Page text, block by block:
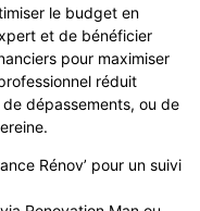
le budget en
et de bénéficier
pour maximiser
réduit
dépassements, ou de
Rénov’ pour un suivi